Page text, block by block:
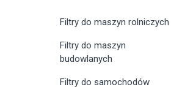
Filtry do maszyn rolniczych
Filtry do maszyn
budowlanych
Filtry do samochodów